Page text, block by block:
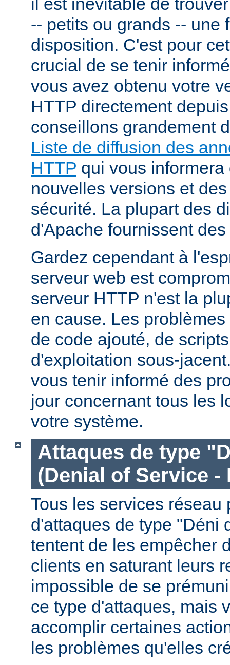
-- petits ou grands -- une
disposition. C'est pour
crucial de se tenir
vous avez obtenu votre
HTTP directement
conseillons grandement
Liste de diffusion des
HTTP qui vous
nouvelles versions et
sécurité. La plupart des
d'Apache fournissent
Gardez cependant à
serveur web est
serveur HTTP n'est la
en cause. Les
de code ajouté, de
d'exploitation sous-
vous tenir informé des
jour concernant tous les
votre système.
Attaques de type
(Denial of Service -
Tous les services réseau
d'attaques de type "Déni
tentent de les empêcher
clients en saturant leurs
impossible de se
ce type d'attaques, mais
accomplir certaines
les problèmes qu'elles